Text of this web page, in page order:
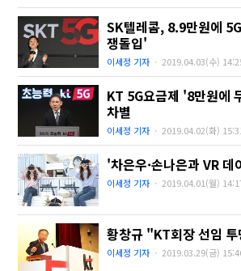
SK텔레콤, 8.9만원에
쟁돌입'
이세정 기자 · 2019.04.03(수)
KT 5G요금제 '8만원에
차별
이세정 기자 · 2019.04.02(화)
'차은우·손나은과 VR
이세정 기자 · 2019.04.01(월)
황창규 "KT회장 선임
이세정 기자 · 2019.03.29(금)